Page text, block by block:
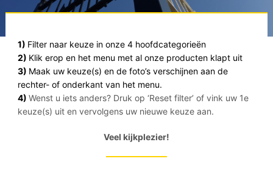
1) Filter naar keuze in onze 4 hoofdcategorieën
2) Klik erop en het menu met al onze producten klapt uit
3) Maak uw keuze(s) en de foto’s verschijnen aan de
rechter- of onderkant van het menu.
4) Wenst u iets anders? Druk op ‘Reset filter’ of vink uw 1e
keuze(s) uit en vervolgens uw nieuwe keuze aan.
Veel kijkplezier!